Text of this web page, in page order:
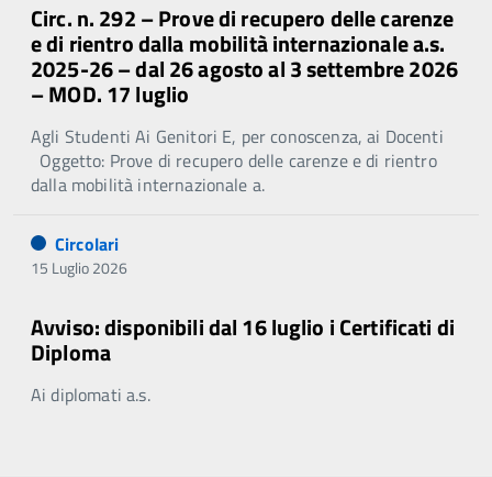
Circ. n. 292 – Prove di recupero delle carenze
e di rientro dalla mobilità internazionale a.s.
2025-26 – dal 26 agosto al 3 settembre 2026
– MOD. 17 luglio
Agli Studenti Ai Genitori E, per conoscenza, ai Docenti
Oggetto: Prove di recupero delle carenze e di rientro
dalla mobilità internazionale a.
Circolari
15 Luglio 2026
Avviso: disponibili dal 16 luglio i Certificati di
Diploma
Ai diplomati a.s.